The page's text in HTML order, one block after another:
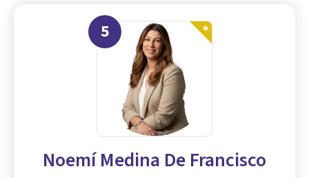
5
Noemí Medina De Francisco